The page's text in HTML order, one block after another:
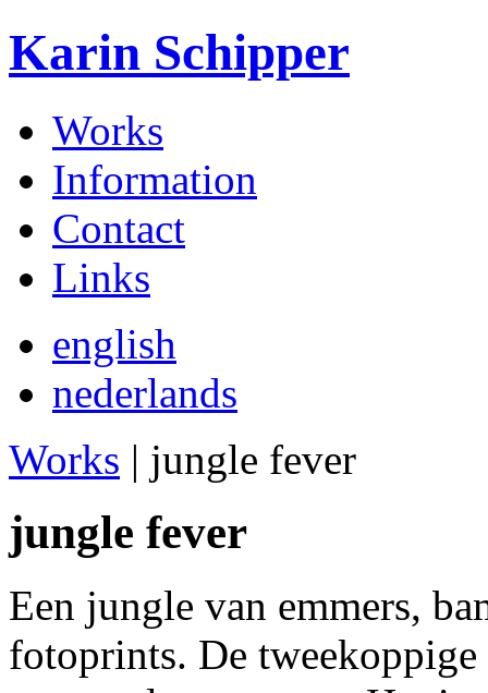
Karin Schipper
Works
Information
Contact
Links
english
nederlands
Works | jungle fever
jungle fever
Een jungle van emmers,
fotoprints. De